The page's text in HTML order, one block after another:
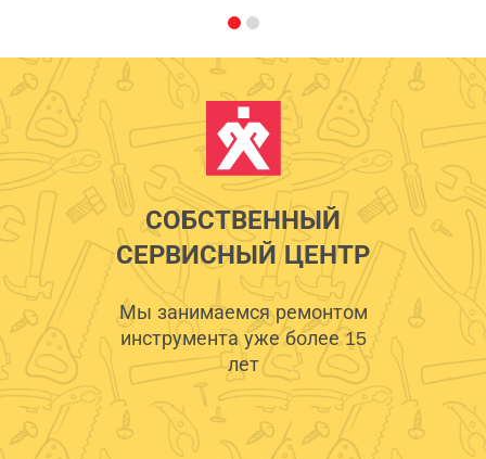
СОБСТВЕННЫЙ
СЕРВИСНЫЙ ЦЕНТР
Мы занимаемся ремонтом
инструмента уже более 15
лет